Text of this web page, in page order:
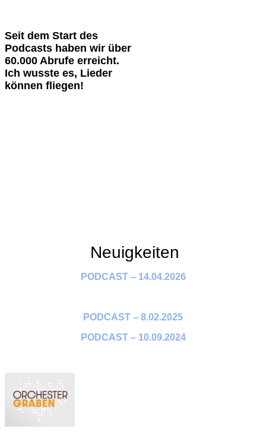
Seit dem Start des
Podcasts haben wir über
60.000 Abrufe erreicht.
Ich wusste es, Lieder
können fliegen!
Neuigkeiten
PODCAST – 14.04.2026
PODCAST – 8.02.2025
PODCAST – 10.09.2024